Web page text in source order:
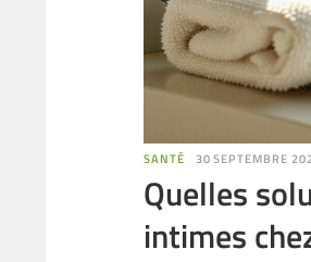
SANTÉ 30 SEPTEMBRE
Quelles
intimes